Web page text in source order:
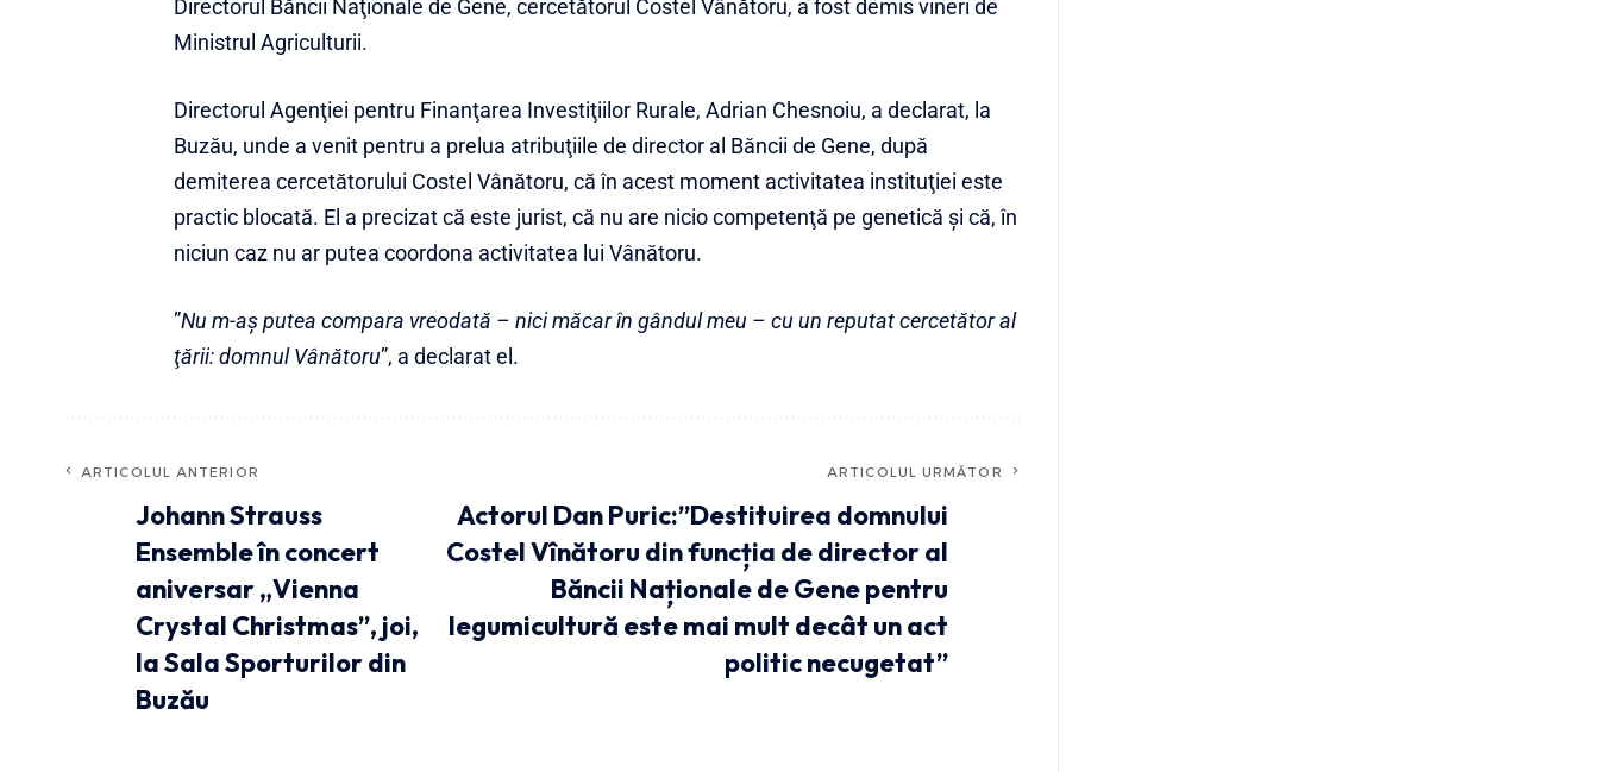
Directorul Băncii Naţionale de Gene, cercetătorul Costel Vânătoru, a fost demis vineri de
Ministrul Agriculturii.
Directorul Agenţiei pentru Finanţarea Investiţiilor Rurale, Adrian Chesnoiu, a declarat, la
Buzău, unde a venit pentru a prelua atribuţiile de director al Băncii de Gene, după
demiterea cercetătorului Costel Vânătoru, că în acest moment activitatea instituţiei este
practic blocată. El a precizat că este jurist, că nu are nicio competenţă pe genetică şi că, în
niciun caz nu ar putea coordona activitatea lui Vânătoru.
”Nu m-aş putea compara vreodată – nici măcar în gândul meu – cu un reputat cercetător al
ţării: domnul Vânătoru”, a declarat el.
ARTICOLUL ANTERIOR
Johann Strauss
Ensemble în concert
aniversar „Vienna
Crystal Christmas”, joi,
la Sala Sporturilor din
Buzău
ARTICOLUL URMĂTOR
Actorul Dan Puric:”Destituirea domnului
Costel Vînătoru din funcția de director al
Băncii Naționale de Gene pentru
legumicultură este mai mult decât un act
politic necugetat”